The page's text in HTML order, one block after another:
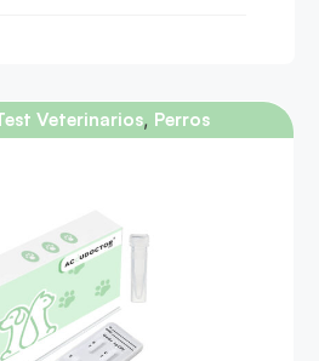
Veterinarios, Perros